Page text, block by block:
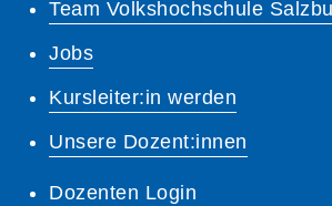
Team Volkshochschule
Jobs
Kursleiter:in werden
Unsere Dozent:innen
Dozenten Login